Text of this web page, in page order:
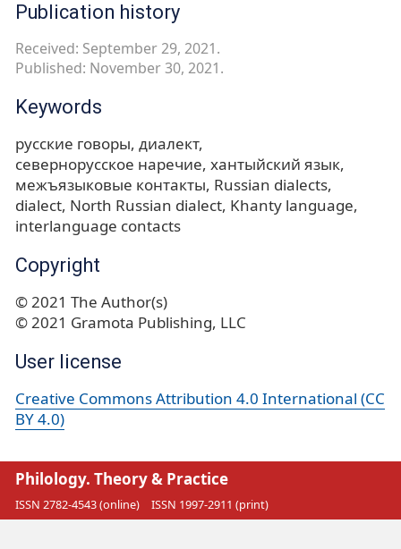
Publication history
Received: September 29, 2021.
Published: November 30, 2021.
Keywords
русские говоры диалект
севернорусское наречие хантыйский язык
межъязыковые контакты Russian dialects
dialect North Russian dialect Khanty language
interlanguage contacts
Copyright
© 2021 The Author(s)
© 2021 Gramota Publishing, LLC
User license
Creative Commons Attribution 4.0 International (CC
BY 4.0)
Philology. Theory & Practice
ISSN 2782-4543 (online) ISSN 1997-2911 (print)